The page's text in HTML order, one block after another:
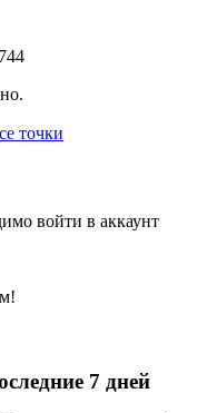
точки
войти в аккаунт
7 дней